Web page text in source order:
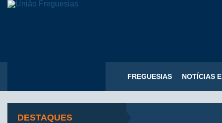
FREGUESIAS NOTÍCIAS
DESTAQUES